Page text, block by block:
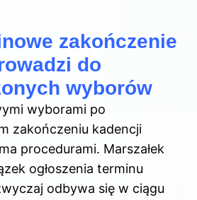
zakończenie
do
wyborów
wyborami po
zakończeniu kadencji
procedurami. Marszałek
ogłoszenia terminu
odbywa się w ciągu